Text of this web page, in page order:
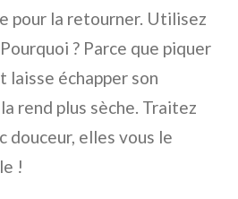
pour la retourner. Utilisez
? Parce que piquer
laisse échapper son
rend plus sèche. Traitez
douceur, elles vous le
!